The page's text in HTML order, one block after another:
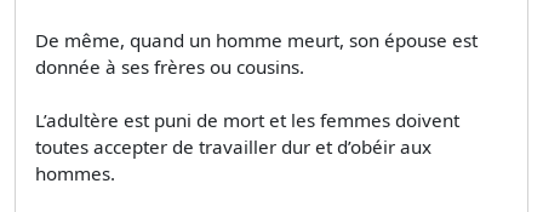
De même, quand un homme meurt, son épouse est
donnée à ses frères ou cousins.
L’adultère est puni de mort et les femmes doivent
toutes accepter de travailler dur et d’obéir aux
hommes.